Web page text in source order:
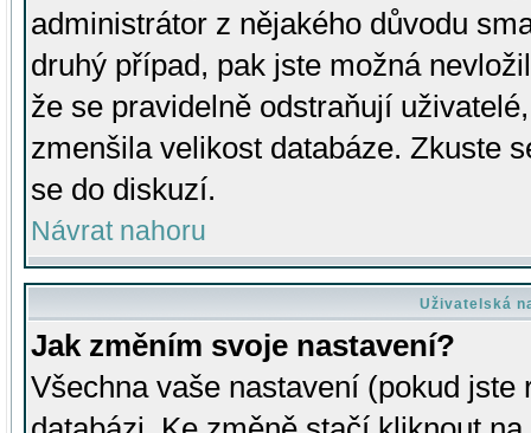
administrátor z nějakého důvodu
druhý případ, pak jste možná
že se pravidelně odstraňují
zmenšila velikost databáze. Zkuste
se do diskuzí.
Návrat nahoru
Uživatelská
Jak změním svoje nastavení?
Všechna vaše nastavení (pokud